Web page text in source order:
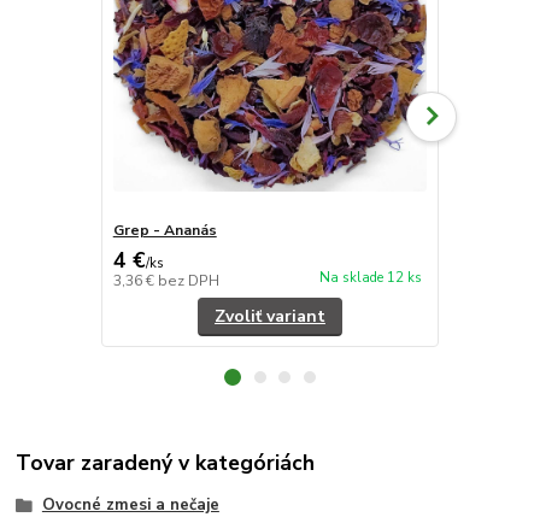
Grep - Ananás
4 €/ks
3,36 € bez DPH Na sklade 12 ks
Zvoliť variant
Tovar zaradený v kategóriách
Ovocné zmesi a nečaje